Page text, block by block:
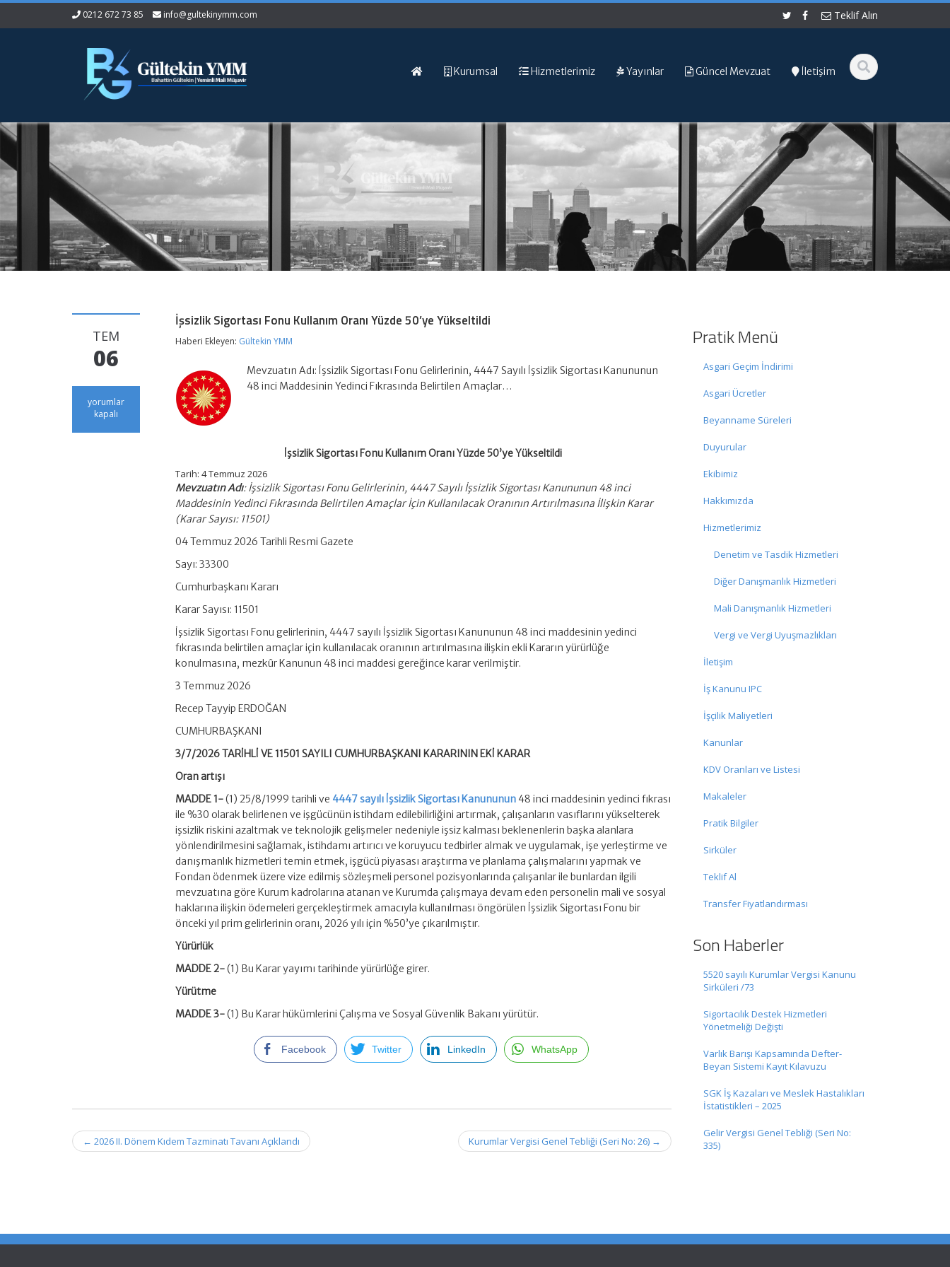
0212 672 73 85 info@gultekinymm.com Teklif Alın
Kurumsal Hizmetlerimiz Yayınlar Güncel Mevzuat İletişim
TEM
06
İşsizlik
Sigortası
yorumlar
kapalı
İşsizlik Sigortası Fonu Kullanım Oranı Yüzde 50’ye Yükseltildi
Haberi Ekleyen: Gültekin YMM
Mevzuatın Adı: İşsizlik Sigortası Fonu Gelirlerinin, 4447 Sayılı İşsizlik Sigortası Kanununun
48 inci Maddesinin Yedinci Fıkrasında Belirtilen Amaçlar…
İşsizlik Sigortası Fonu Kullanım Oranı Yüzde 50’ye Yükseltildi
Tarih:4 Temmuz 2026
Mevzuatın Adı: İşsizlik Sigortası Fonu Gelirlerinin, 4447 Sayılı İşsizlik Sigortası Kanununun 48 inci
Maddesinin Yedinci Fıkrasında Belirtilen Amaçlar İçin Kullanılacak Oranının Artırılmasına İlişkin Karar
(Karar Sayısı: 11501)
04 Temmuz 2026 Tarihli Resmi Gazete
Sayı: 33300
Cumhurbaşkanı Kararı
Karar Sayısı: 11501
İşsizlik Sigortası Fonu gelirlerinin, 4447 sayılı İşsizlik Sigortası Kanununun 48 inci maddesinin yedinci
fıkrasında belirtilen amaçlar için kullanılacak oranının artırılmasına ilişkin ekli Kararın yürürlüğe
konulmasına, mezkûr Kanunun 48 inci maddesi gereğince karar verilmiştir.
3 Temmuz 2026
Recep Tayyip ERDOĞAN
CUMHURBAŞKANI
3/7/2026 TARİHLİ VE 11501 SAYILI CUMHURBAŞKANI KARARININ EKİ KARAR
Oran artışı
MADDE 1-(1) 25/8/1999 tarihli ve 4447 sayılı İşsizlik Sigortası Kanununun 48 inci maddesinin yedinci fıkrası
ile %30 olarak belirlenen ve işgücünün istihdam edilebilirliğini artırmak, çalışanların vasıflarını yükselterek
işsizlik riskini azaltmak ve teknolojik gelişmeler nedeniyle işsiz kalması beklenenlerin başka alanlara
yönlendirilmesini sağlamak, istihdamı artırıcı ve koruyucu tedbirler almak ve uygulamak, işe yerleştirme ve
danışmanlık hizmetleri temin etmek, işgücü piyasası araştırma ve planlama çalışmalarını yapmak ve
Fondan ödenmek üzere vize edilmiş sözleşmeli personel pozisyonlarında çalışanlar ile bunlardan ilgili
mevzuatına göre Kurum kadrolarına atanan ve Kurumda çalışmaya devam eden personelin mali ve sosyal
haklarına ilişkin ödemeleri gerçekleştirmek amacıyla kullanılması öngörülen İşsizlik Sigortası Fonu bir
önceki yıl prim gelirlerinin oranı, 2026 yılı için %50’ye çıkarılmıştır.
Yürürlük
MADDE 2-(1) Bu Karar yayımı tarihinde yürürlüğe girer.
Yürütme
MADDE 3-(1) Bu Karar hükümlerini Çalışma ve Sosyal Güvenlik Bakanı yürütür.
Facebook Twitter LinkedIn WhatsApp
Post
navigation
← 2026 II. Dönem Kıdem Tazminatı Tavanı Açıklandı Kurumlar Vergisi Genel Tebliği (Seri No: 26) →
Pratik Menü
Asgari Geçim İndirimi
Asgari Ücretler
Beyanname Süreleri
Duyurular
Ekibimiz
Hakkımızda
Hizmetlerimiz
Denetim ve Tasdik Hizmetleri
Diğer Danışmanlık Hizmetleri
Mali Danışmanlık Hizmetleri
Vergi ve Vergi Uyuşmazlıkları
İletişim
İş Kanunu IPC
İşçilik Maliyetleri
Kanunlar
KDV Oranları ve Listesi
Makaleler
Pratik Bilgiler
Sirküler
Teklif Al
Transfer Fiyatlandırması
Son Haberler
5520 sayılı Kurumlar Vergisi Kanunu
Sirküleri /73
Sigortacılık Destek Hizmetleri
Yönetmeliği Değişti
Varlık Barışı Kapsamında Defter-
Beyan Sistemi Kayıt Kılavuzu
SGK İş Kazaları ve Meslek Hastalıkları
İstatistikleri – 2025
Gelir Vergisi Genel Tebliği (Seri No:
335)